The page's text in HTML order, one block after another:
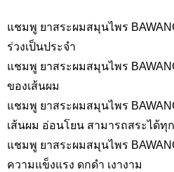
แชมพู ยาสระผมสมุนไพร
ร่วงเป็นประจำ
แชมพู ยาสระผมสมุนไพร
ของเส้นผม
แชมพู ยาสระผมสมุนไพร
เส้นผม อ่อนโยน สามารถสระได้ทุ
แชมพู ยาสระผมสมุนไพร
ความแข็งแรง ดกดำ เงางาม